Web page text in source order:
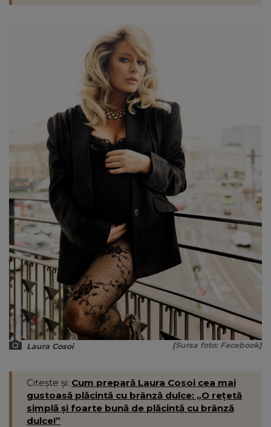
Laura Cosoi [Sursa foto: Facebook]
Citește și: Cum prepară Laura Cosoi cea mai
gustoasă plăcintă cu brânză dulce: „O rețetă
simplă și foarte bună de plăcintă cu brânză
dulce!”